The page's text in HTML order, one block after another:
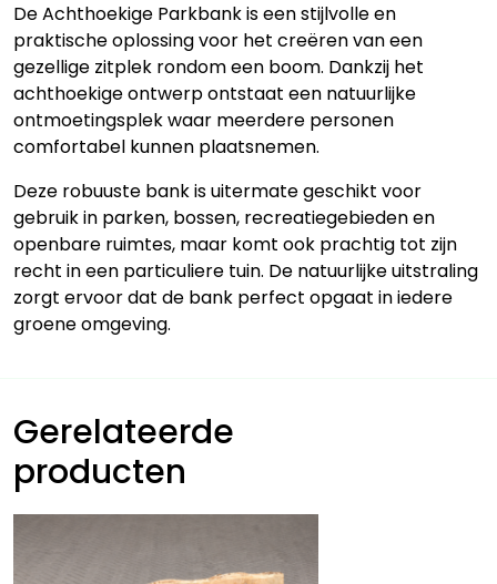
De Achthoekige Parkbank is een stijlvolle en
praktische oplossing voor het creëren van een
gezellige zitplek rondom een boom. Dankzij het
achthoekige ontwerp ontstaat een natuurlijke
ontmoetingsplek waar meerdere personen
comfortabel kunnen plaatsnemen.
Deze robuuste bank is uitermate geschikt voor
gebruik in parken, bossen, recreatiegebieden en
openbare ruimtes, maar komt ook prachtig tot zijn
recht in een particuliere tuin. De natuurlijke uitstraling
zorgt ervoor dat de bank perfect opgaat in iedere
groene omgeving.
Gerelateerde
producten